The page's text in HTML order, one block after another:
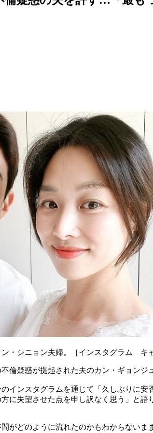
・シニョン夫婦。［インスタグラム キ
倫疑惑が提起された夫のカン・ギョン
インスタグラムを通じて「久しぶりに
に失望させた点を申し訳なく思う」と
がどのように流れたのかもわからない